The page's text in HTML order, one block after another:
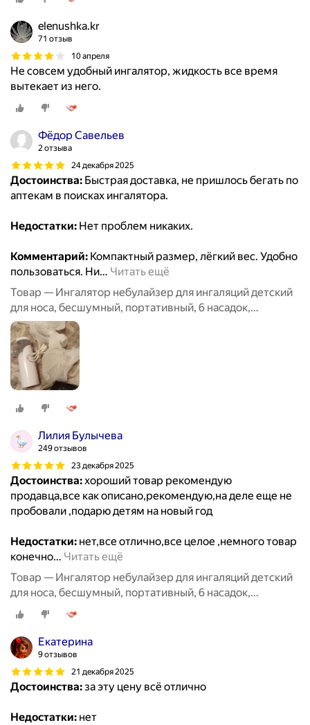
elenushka.kr
71 отзыв
10 апреля
Не совсем удобный ингалятор, жидкость все время
вытекает из него.
Фёдор Савельев
2 отзыва
24 декабря 2025
Достоинства: Быстрая доставка, не пришлось бегать по
аптекам в поисках ингалятора.
Недостатки: Нет проблем никаких.
Комментарий: Компактный размер, лёгкий вес. Удобно
пользоваться. Ни… Читать ещё
Товар — Ингалятор небулайзер для ингаляций детский
для носа, бесшумный, портативный, 6 насадок,
аэрозольный, взрослый, белый
Лилия Булычева
249 отзывов
23 декабря 2025
Достоинства:хороший товар рекомендую
продавца,все как описано,рекомендую,на деле еще не
пробовали ,подарю детям на новый год
Недостатки: нет,все отлично,все целое ,немного товар
конечно… Читать ещё
Товар — Ингалятор небулайзер для ингаляций детский
для носа, бесшумный, портативный, 6 насадок,
аэрозольный, взрослый, белый
Екатерина
9 отзывов
21 декабря 2025
Достоинства:за эту цену всё отлично
Недостатки: нет